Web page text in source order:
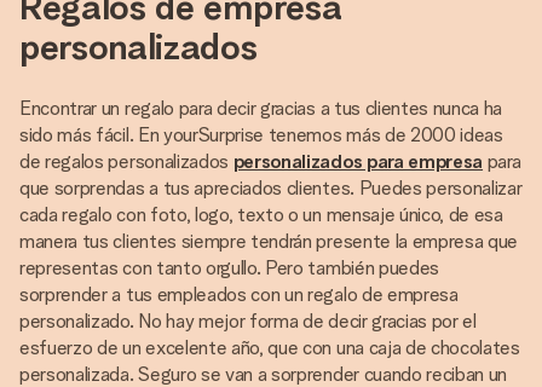
personalizados
Encontrar un regalo para decir gracias a tus clientes nunca ha
sido más fácil. En yourSurprise tenemos más de 2000 ideas
de regalos personalizados personalizados para empresa para
que sorprendas a tus apreciados clientes. Puedes personalizar
cada regalo con foto, logo, texto o un mensaje único, de esa
manera tus clientes siempre tendrán presente la empresa que
representas con tanto orgullo. Pero también puedes
sorprender a tus empleados con un regalo de empresa
personalizado. No hay mejor forma de decir gracias por el
esfuerzo de un excelente año, que con una caja de chocolates
personalizada. Seguro se van a sorprender cuando reciban un